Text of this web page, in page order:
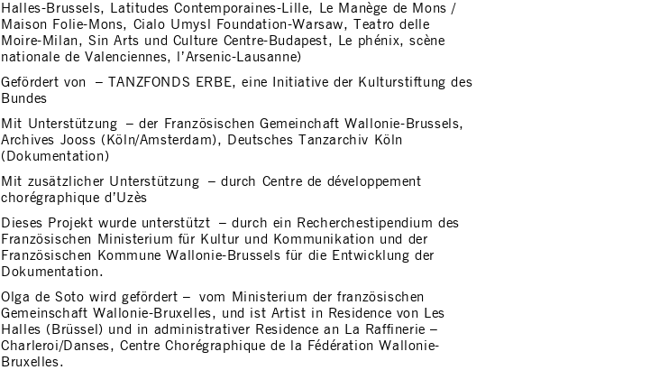
Halles-Brussels, Latitudes Contemporaines-Lille, Le Manège de Mons /
Maison Folie-Mons, Cialo Umysl Foundation-Warsaw, Teatro delle
Moire-Milan, Sin Arts und Culture Centre-Budapest, Le phénix, scène
nationale de Valenciennes, l’Arsenic-Lausanne)
Gefördert von – TANZFONDS ERBE, eine Initiative der Kulturstiftung des
Bundes
Mit Unterstützung – der Französischen Gemeinchaft Wallonie-Brussels,
Archives Jooss (Köln/Amsterdam), Deutsches Tanzarchiv Köln
(Dokumentation)
Mit zusätzlicher Unterstützung – durch Centre de développement
chorégraphique d’Uzès
Dieses Projekt wurde unterstützt – durch ein Recherchestipendium des
Französischen Ministerium für Kultur und Kommunikation und der
Französischen Kommune Wallonie-Brussels für die Entwicklung der
Dokumentation.
Olga de Soto wird gefördert – vom Ministerium der französischen
Gemeinschaft Wallonie-Bruxelles, und ist Artist in Residence von Les
Halles (Brüssel) und in administrativer Residence an La Raffinerie –
Charleroi/Danses, Centre Chorégraphique de la Fédération Wallonie-
Bruxelles.